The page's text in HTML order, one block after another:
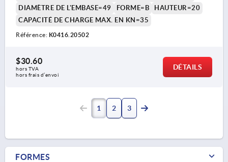
DIAMÈTRE DE L'EMBASE=49
FORME=B
HAUTEUR=20
CAPACITÉ DE CHARGE MAX. EN KN=35
Référence: K0416.20502
$30.60
hors TVA
hors frais d’envoi
DÉTAILS
1 2 3
FORMES